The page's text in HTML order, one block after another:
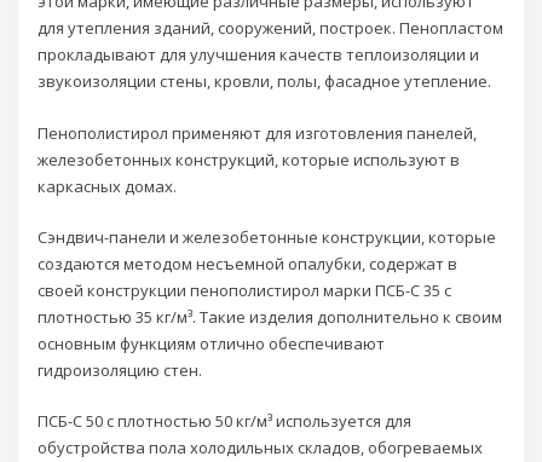
для утепления зданий, сооружений, построек. Пенопластом
прокладывают для улучшения качеств теплоизоляции и
звукоизоляции стены, кровли, полы, фасадное утепление.
Пенополистирол применяют для изготовления панелей,
железобетонных конструкций, которые используют в
каркасных домах.
Сэндвич-панели и железобетонные конструкции, которые
создаются методом несъемной опалубки, содержат в
своей конструкции пенополистирол марки ПСБ-С 35 с
плотностью 35 кг/м³. Такие изделия дополнительно к своим
основным функциям отлично обеспечивают
гидроизоляцию стен.
ПСБ-С 50 с плотностью 50 кг/м³ используется для
обустройства пола холодильных складов, обогреваемых